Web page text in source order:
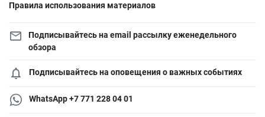
Правила использования материалов
Подписывайтесь на email рассылку еженедельного
обзора
Подписывайтесь на оповещения о важных событиях
WhatsApp +7 771 228 04 01